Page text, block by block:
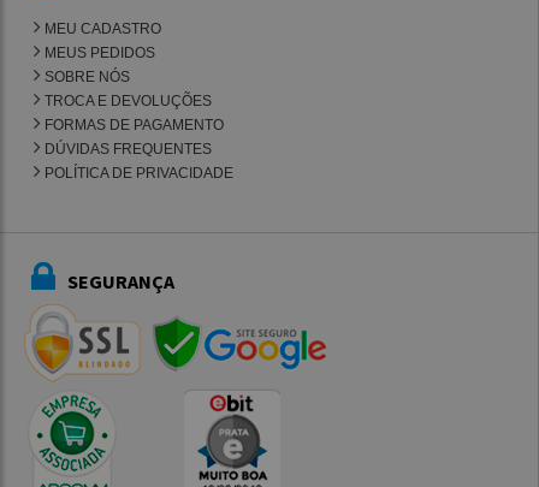
MEU CADASTRO
MEUS PEDIDOS
SOBRE NÓS
TROCA E DEVOLUÇÕES
FORMAS DE PAGAMENTO
DÚVIDAS FREQUENTES
POLÍTICA DE PRIVACIDADE
SEGURANÇA